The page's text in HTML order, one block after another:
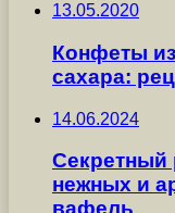
13.05.2020
Конфеты
сахара:
14.06.2024
Секретный
нежных и
вафель